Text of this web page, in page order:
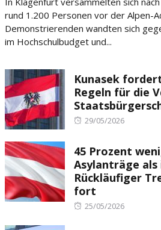
rund 1.200 Personen vor der Alpen-
Demonstrierenden wandten sich
im Hochschulbudget und...
Kunasek
Regeln für die
Posted
29/05/2026
45 Prozent
Asylanträge als
Rückläufiger
fort
Posted
25/05/2026